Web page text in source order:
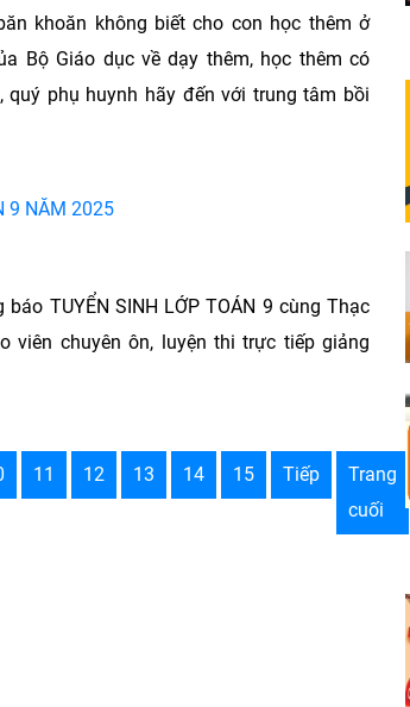
khoăn không biết cho con học thêm ở
Bộ Giáo dục về dạy thêm, học thêm có
quý phụ huynh hãy đến với trung tâm bồi
9 NĂM 2025
báo TUYỂN SINH LỚP TOÁN 9 cùng Thạc
viên chuyên ôn, luyện thi trực tiếp giảng
11 12 13 14 15 Tiếp
Trang
cuối